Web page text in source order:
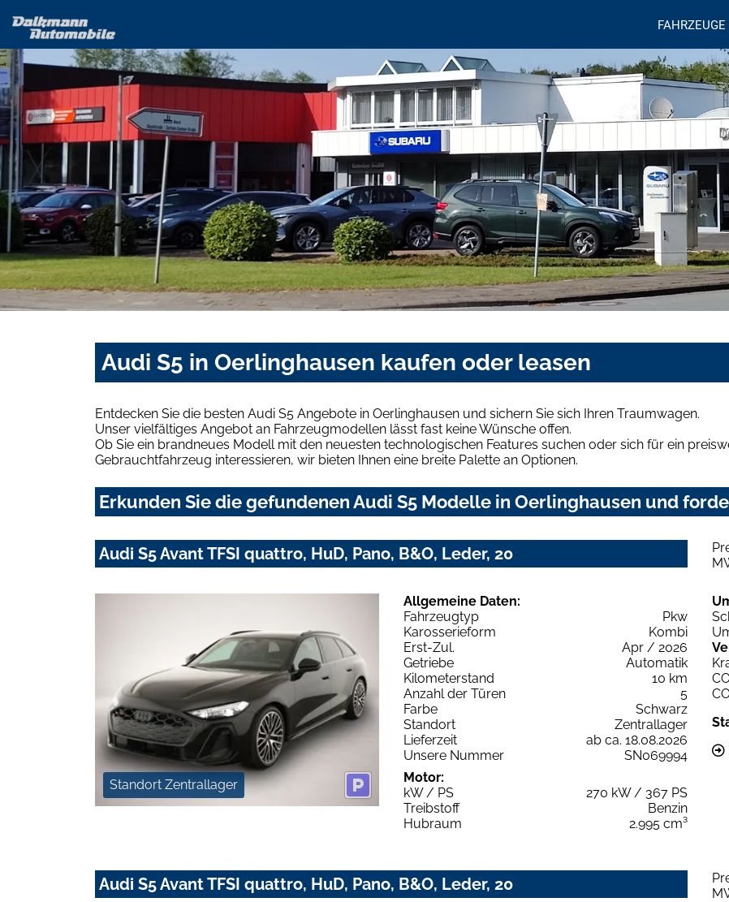
FAHRZEUGE
Audi S5 in Oerlinghausen kaufen oder leasen
Entdecken Sie die besten Audi S5 Angebote in Oerlinghausen und sichern Sie sich Ihren Traumwagen.
Unser vielfältiges Angebot an Fahrzeugmodellen lässt fast keine Wünsche offen.
Ob Sie ein brandneues Modell mit den neuesten technologischen Features suchen oder sich für ein
Gebrauchtfahrzeug interessieren, wir bieten Ihnen eine breite Palette an Optionen.
Erkunden Sie die gefundenen Audi S5 Modelle in Oerlinghausen und
Audi S5 Avant TFSI quattro, HuD, Pano, B&O, Leder, 20
Standort Zentrallager
Allgemeine Daten:
Fahrzeugtyp
Pkw
Karosserieform
Kombi
Erst-Zul.
Apr / 2026
Getriebe
Automatik
Kilometerstand
10 km
Anzahl der Türen
5
Farbe
Schwarz
Standort
Zentrallager
Lieferzeit
ab ca. 18.08.2026
Unsere Nummer
SN069994
Motor:
kW / PS
270 kW / 367 PS
Treibstoff
Benzin
Hubraum
2.995 cm³
Audi S5 Avant TFSI quattro, HuD, Pano, B&O, Leder, 20